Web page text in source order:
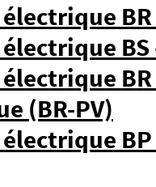
BR
BS
(BR-PV)